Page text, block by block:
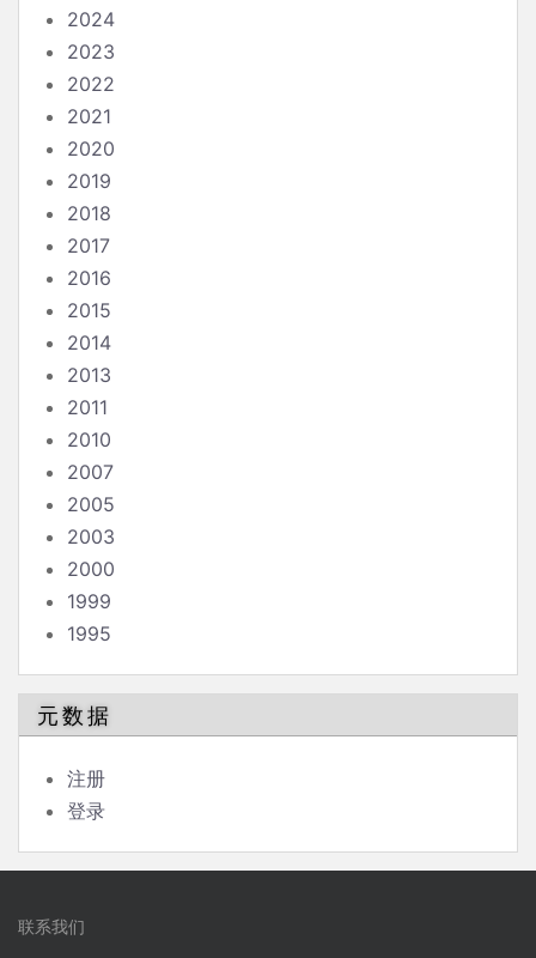
2024
2023
2022
2021
2020
2019
2018
2017
2016
2015
2014
2013
2011
2010
2007
2005
2003
2000
1999
1995
元数据
注册
登录
联系我们